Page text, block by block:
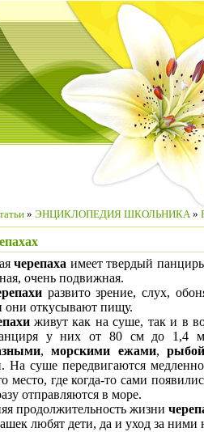
» ЭНЦИКЛОПЕДИЯ ШКОЛЬНИКА»
черепаха имеет твердый
очень подвижная.
развито зрение, слух,
они откусывают пищу.
живут как на суше, так и в
у них от 80 см до 1,4
,морскими ежами, рыбой
На суше передвигаются
место, где когда-то сами
отправляются в море.
продолжительность жизни
любят дети, да и уход за ними